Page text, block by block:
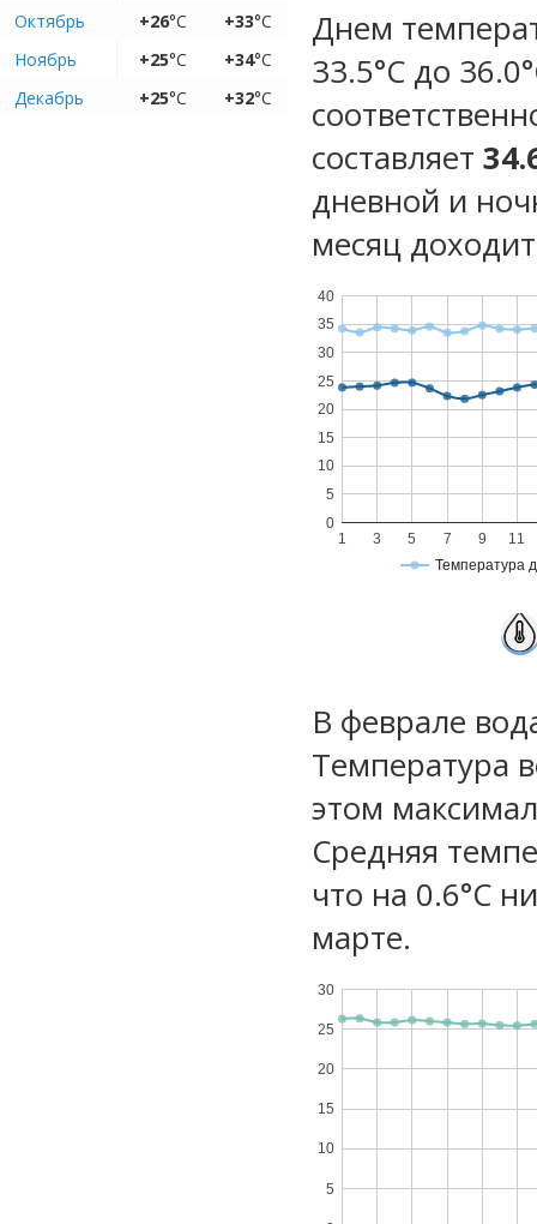
Октябрь
+26°C +33°C
Ноябрь
+25°C +34°C
Декабрь
+25°C +32°C
Днем
33.5°C до
составляет
дневной и
месяц
Температура
1 3 5 7 9 11
0
5
10
15
20
25
30
35
40
В феврале
Температура
этом
Средняя
что на 0.6°C
марте.
5
10
15
20
25
30